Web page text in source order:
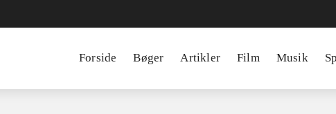
Forside Bøger Artikler Film Musik